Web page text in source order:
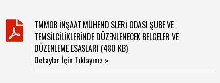
TMMOB İNŞAAT MÜHENDİSLERİ ODASI ŞUBE VE
TEMSİLCİLİKLERİNDE DÜZENLENECEK BELGELER VE
DÜZENLEME ESASLARI (480 KB)
Detaylar İçin Tıklayınız »